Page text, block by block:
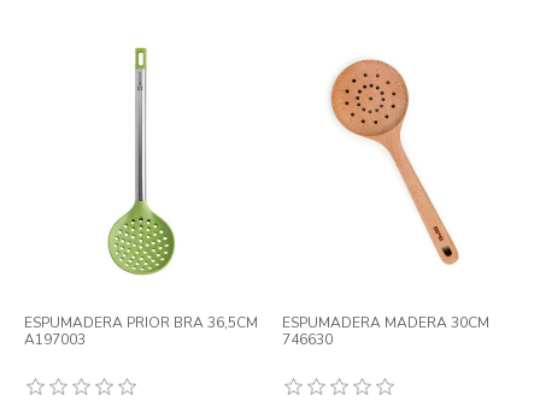
ESPUMADERA PRIOR BRA 36,5CM
A197003
ESPUMADERA MADERA 30CM
746630